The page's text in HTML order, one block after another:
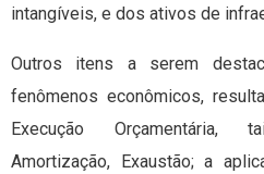
intangíveis, e dos ativos de
Outros itens a serem
fenômenos econômicos,
Execução Orçamentária,
Amortização, Exaustão; a